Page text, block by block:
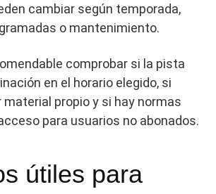
cambiar según temporada,
o mantenimiento.
comprobar si la pista
en el horario elegido, si
propio y si hay normas
para usuarios no abonados.
útiles para